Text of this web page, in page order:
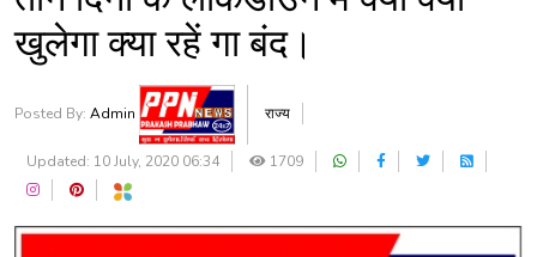
खुलेगा क्या रहें गा बंद।
Posted By: Admin राज्य
Updated: 10 July, 2020 06:34 1709